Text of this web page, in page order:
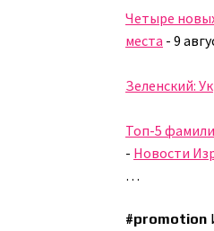
Четыре
места -9
Зеленский:
Топ-5
- Новости
…
#promotion